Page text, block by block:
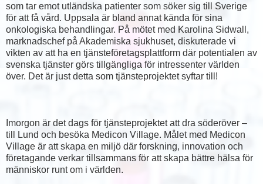
som tar emot utländska patienter som söker sig till Sverige
för att få vård. Uppsala är bland annat kända för sina
onkologiska behandlingar. På mötet med Karolina Sidwall,
marknadschef på Akademiska sjukhuset, diskuterade vi
vikten av att ha en tjänsteföretagsplattform där potentialen av
svenska tjänster görs tillgängliga för intressenter världen
över. Det är just detta som tjänsteprojektet syftar till!
Imorgon är det dags för tjänsteprojektet att dra söderöver –
till Lund och besöka Medicon Village. Målet med Medicon
Village är att skapa en miljö där forskning, innovation och
företagande verkar tillsammans för att skapa bättre hälsa för
människor runt om i världen.